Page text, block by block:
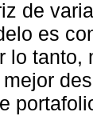
de
es
lo